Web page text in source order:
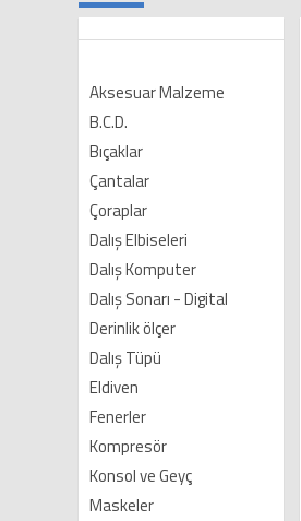
Aksesuar Malzeme
B.C.D.
Bıçaklar
Çantalar
Çoraplar
Dalış Elbiseleri
Dalış Komputer
Dalış Sonarı - Digital
Derinlik ölçer
Dalış Tüpü
Eldiven
Fenerler
Kompresör
Konsol ve Geyç
Maskeler